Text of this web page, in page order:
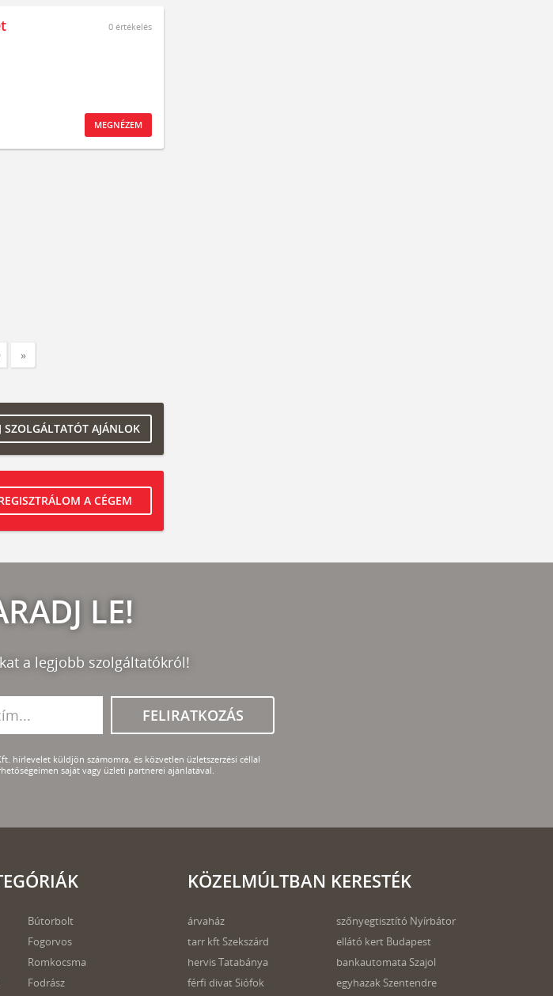
0 értékelés
MEGNÉZEM
»
SZOLGÁLTATÓT AJÁNLOK
A CÉGEM
LE!
a legjobb szolgáltatókról!
FELIRATKOZÁS
hírlevelet küldjön számomra, és közvetlen üzletszerzési céllal
saját vagy üzleti partnerei ajánlatával.
Bútorbolt
Fogorvos
Romkocsma
Fodrász
KÖZELMÚLTBAN KERESTÉK
árvaház
tarr kft Szekszárd
hervis Tatabánya
férfi divat Siófok
szőnyegtisztító Nyírbátor
ellátó kert Budapest
bankautomata Szajol
egyhazak Szentendre